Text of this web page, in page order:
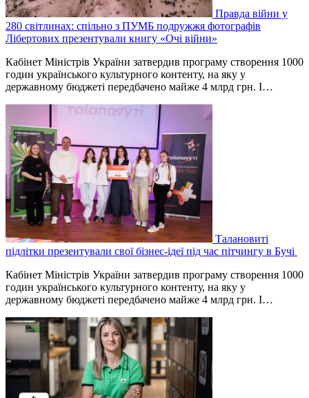
Правда війни у
280 світлинах: спільно з ПУМБ подружжя фотографів
Лібертових презентували книгу «Очі війни»
Кабінет Міністрів України затвердив програму створення 1000
годин українського культурного контенту, на яку у
державному бюджеті передбачено майже 4 млрд грн. І…
Талановиті
підлітки презентували свої бізнес-ідеї під час пітчингу в Бучі
Кабінет Міністрів України затвердив програму створення 1000
годин українського культурного контенту, на яку у
державному бюджеті передбачено майже 4 млрд грн. І…